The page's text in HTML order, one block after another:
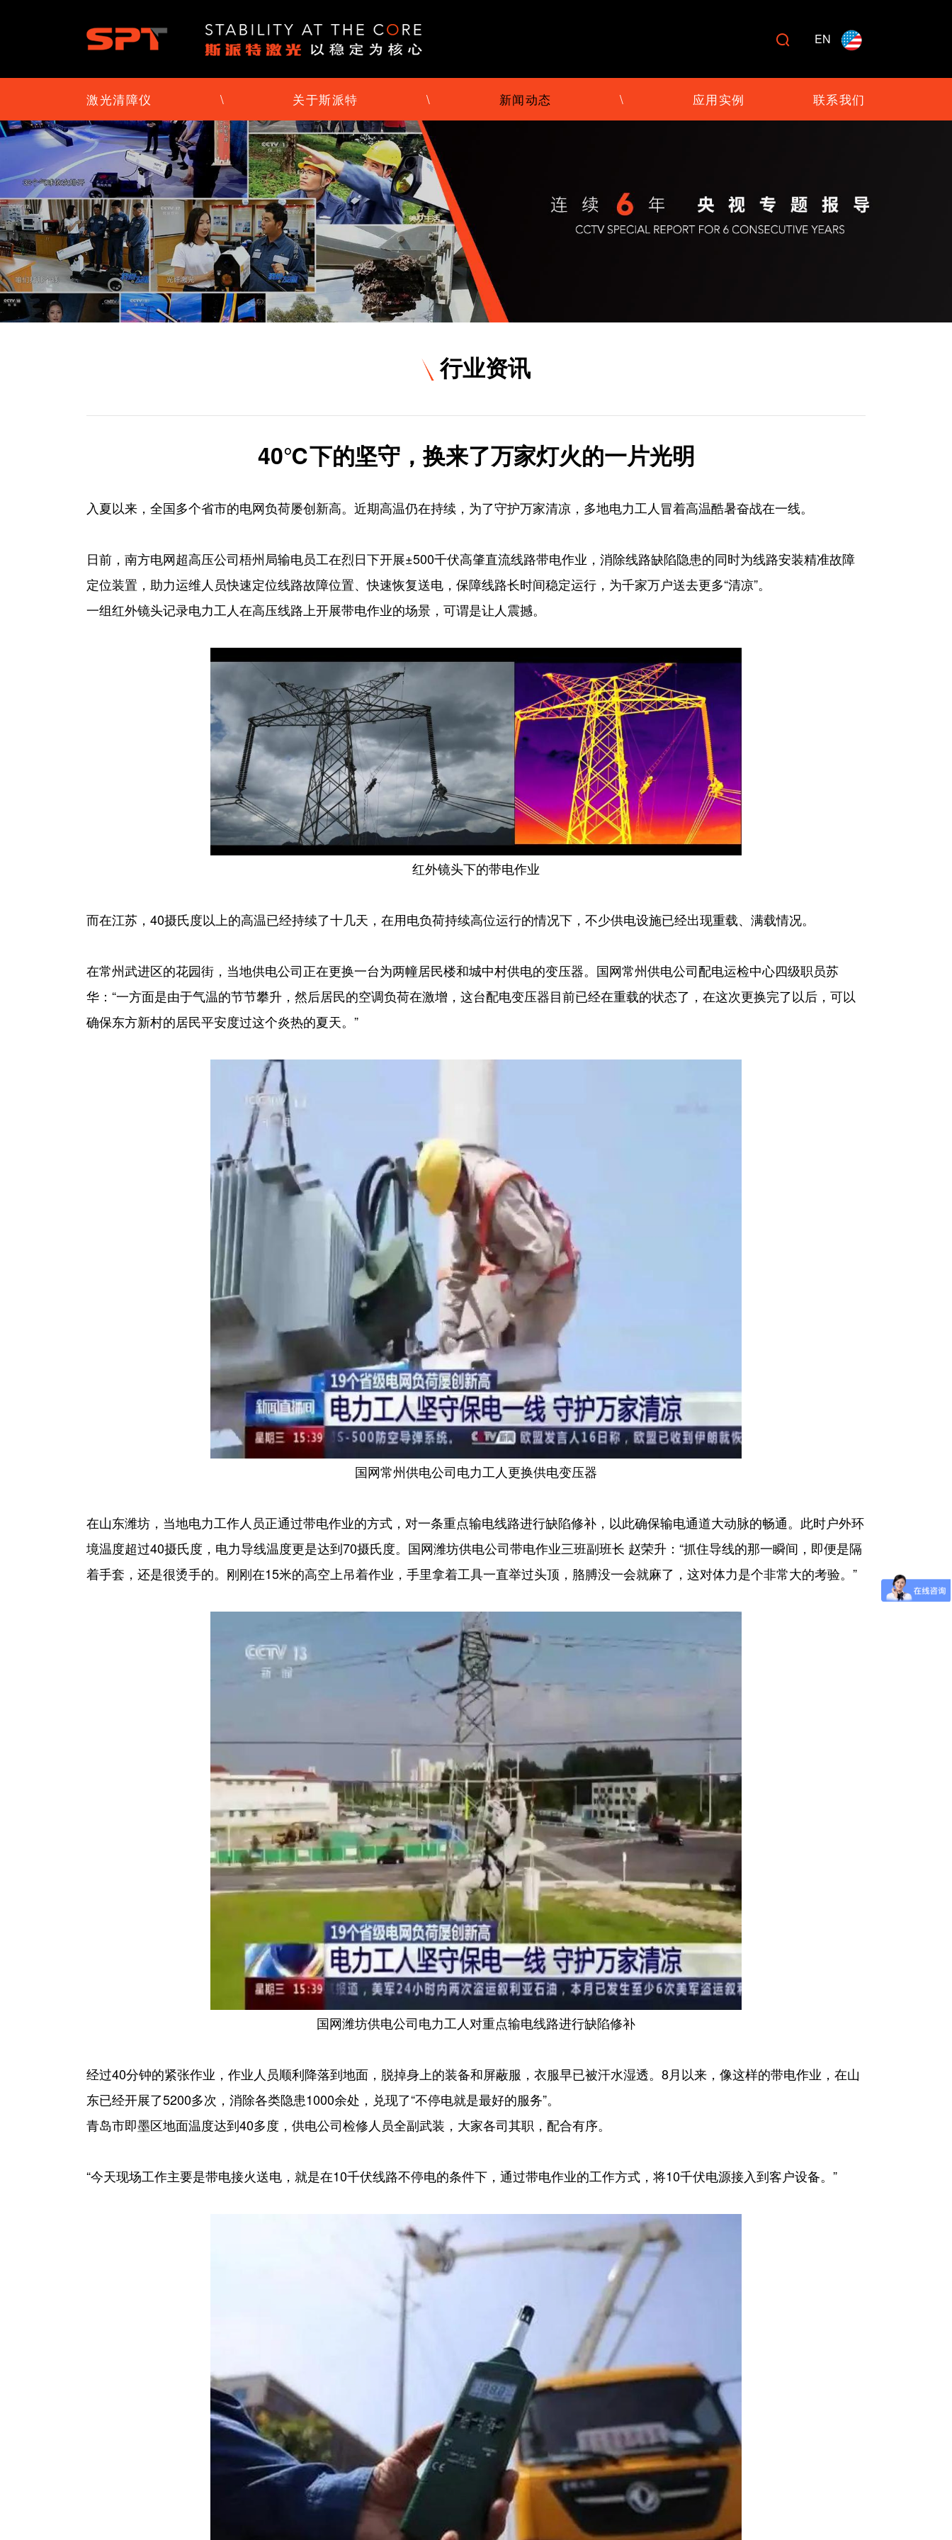
 EN
激光清障仪 \ 关于斯派特 \ 新闻动态 \ 应用实例 联系我们
行业资讯
40℃下的坚守，换来了万家灯火的一片光明
入夏以来，全国多个省市的电网负荷屡创新高。近期高温仍在持续，为了守护万家清凉，多地电力工人冒着高温酷暑奋战在一线。
日前，南方电网超高压公司梧州局输电员工在烈日下开展±500千伏高肇直流线路带电作业，消除线路缺陷隐患的同时为线路安装精准故障
定位装置，助力运维人员快速定位线路故障位置、快速恢复送电，保障线路长时间稳定运行，为千家万户送去更多“清凉”。
一组红外镜头记录电力工人在高压线路上开展带电作业的场景，可谓是让人震撼。
红外镜头下的带电作业
而在江苏，40摄氏度以上的高温已经持续了十几天，在用电负荷持续高位运行的情况下，不少供电设施已经出现重载、满载情况。
在常州武进区的花园街，当地供电公司正在更换一台为两幢居民楼和城中村供电的变压器。国网常州供电公司配电运检中心四级职员苏
华：“一方面是由于气温的节节攀升，然后居民的空调负荷在激增，这台配电变压器目前已经在重载的状态了，在这次更换完了以后，可以
确保东方新村的居民平安度过这个炎热的夏天。”
国网常州供电公司电力工人更换供电变压器
在山东潍坊，当地电力工作人员正通过带电作业的方式，对一条重点输电线路进行缺陷修补，以此确保输电通道大动脉的畅通。此时户外环
境温度超过40摄氏度，电力导线温度更是达到70摄氏度。国网潍坊供电公司带电作业三班副班长 赵荣升：“抓住导线的那一瞬间，即便是隔
着手套，还是很烫手的。刚刚在15米的高空上吊着作业，手里拿着工具一直举过头顶，胳膊没一会就麻了，这对体力是个非常大的考验。”
国网潍坊供电公司电力工人对重点输电线路进行缺陷修补
经过40分钟的紧张作业，作业人员顺利降落到地面，脱掉身上的装备和屏蔽服，衣服早已被汗水湿透。8月以来，像这样的带电作业，在山
东已经开展了5200多次，消除各类隐患1000余处，兑现了“不停电就是最好的服务”。
青岛市即墨区地面温度达到40多度，供电公司检修人员全副武装，大家各司其职，配合有序。
“今天现场工作主要是带电接火送电，就是在10千伏线路不停电的条件下，通过带电作业的工作方式，将10千伏电源接入到客户设备。”